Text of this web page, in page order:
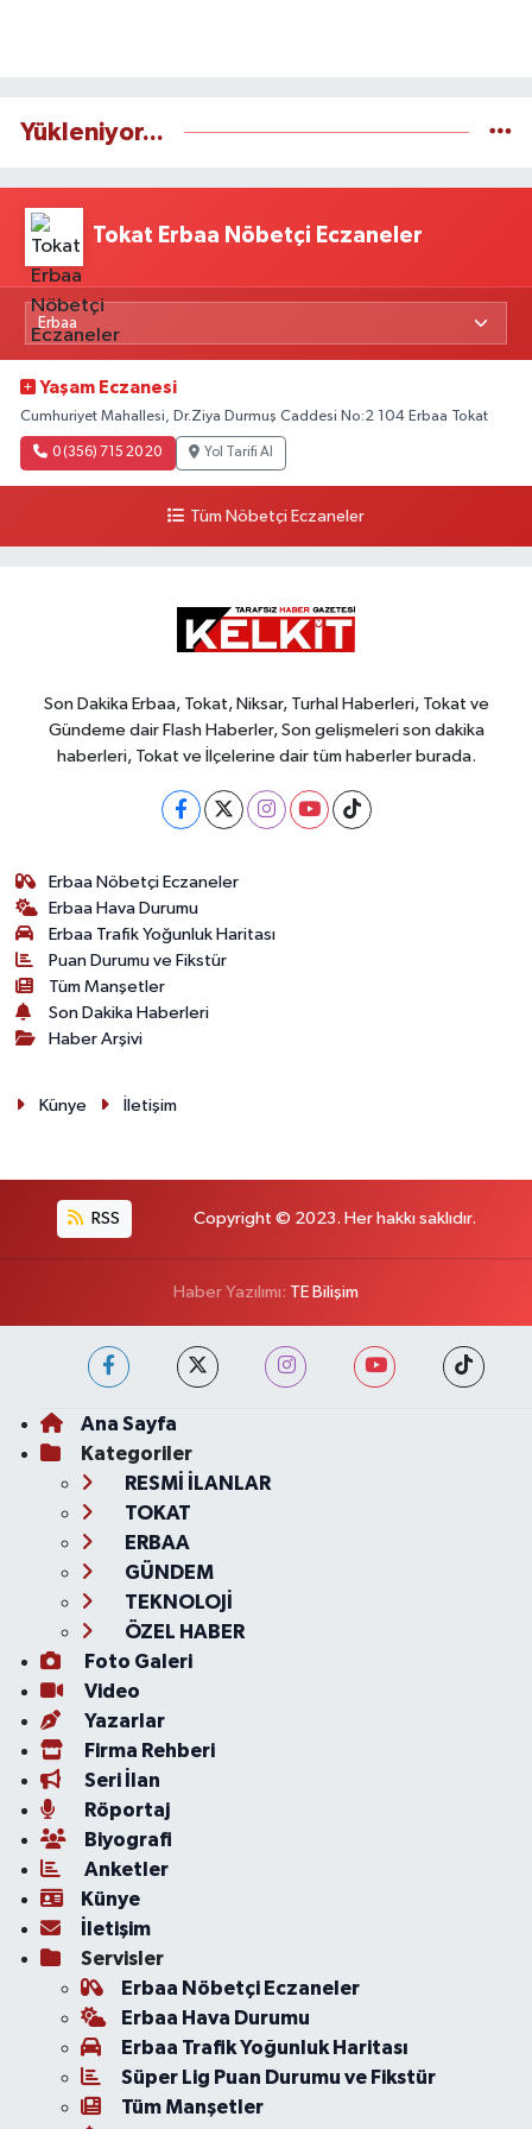
Yükleniyor...
Tokat Erbaa Nöbetçi Eczaneler
Yaşam Eczanesi
Cumhuriyet Mahallesi, Dr.Ziya Durmuş Caddesi No:2 104 Erbaa Tokat
0 (356) 715 20 20 Yol Tarifi Al
Tüm Nöbetçi Eczaneler
Son Dakika Erbaa, Tokat, Niksar, Turhal Haberleri, Tokat ve
Gündeme dair Flash Haberler, Son gelişmeleri son dakika
haberleri, Tokat ve İlçelerine dair tüm haberler burada.
Erbaa Nöbetçi Eczaneler
Erbaa Hava Durumu
Erbaa Trafik Yoğunluk Haritası
Puan Durumu ve Fikstür
Tüm Manşetler
Son Dakika Haberleri
Haber Arşivi
Künye İletişim
RSS Copyright © 2023. Her hakkı saklıdır.
Haber Yazılımı: TE Bilişim
Ana Sayfa
Kategoriler
RESMİ İLANLAR
TOKAT
ERBAA
GÜNDEM
TEKNOLOJİ
ÖZEL HABER
Foto Galeri
Video
Yazarlar
Firma Rehberi
Seri İlan
Röportaj
Biyografi
Anketler
Künye
İletişim
Servisler
Erbaa Nöbetçi Eczaneler
Erbaa Hava Durumu
Erbaa Trafik Yoğunluk Haritası
Süper Lig Puan Durumu ve Fikstür
Tüm Manşetler